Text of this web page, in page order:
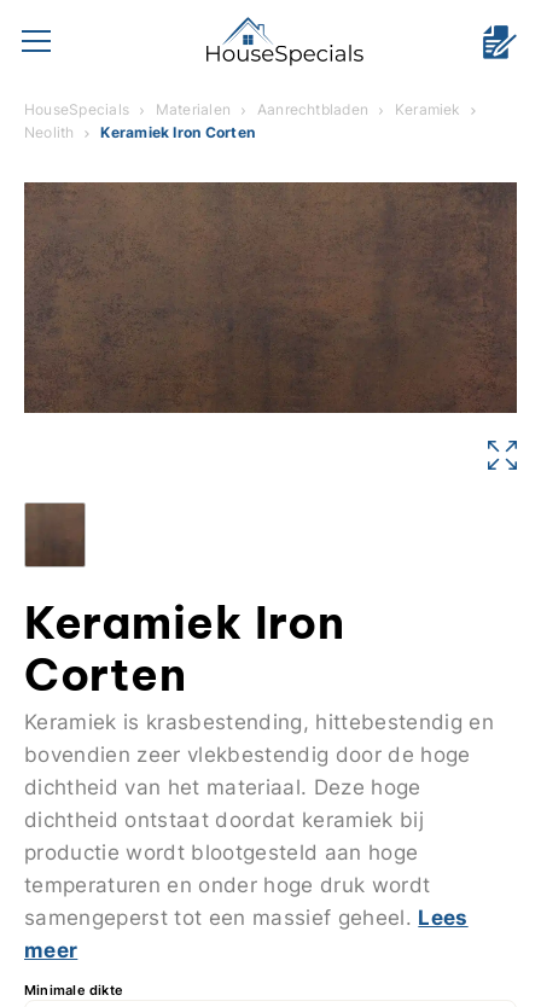
HouseSpecials Materialen Aanrechtbladen
Keramiek
Neolith
Keramiek Iron Corten
Keramiek Iron
Corten
Keramiek is krasbestending, hittebestendig en
bovendien zeer vlekbestendig door de hoge
dichtheid van het materiaal. Deze hoge
dichtheid ontstaat doordat keramiek bij
productie wordt blootgesteld aan hoge
temperaturen en onder hoge druk wordt
samengeperst tot een massief geheel. Lees
meer
Minimale dikte